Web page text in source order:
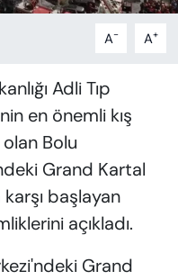
A- A+
Adli Tıp
en önemli kış
Bolu
Grand Kartal
başlayan
açıkladı.
Grand